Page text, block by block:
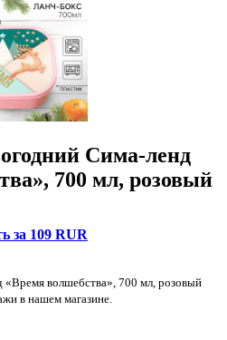
Сима-ленд
700 мл, розовый
за 109 RUR
волшебства», 700 мл, розовый
в нашем магазине.